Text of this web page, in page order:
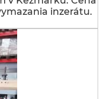
inzerátu.